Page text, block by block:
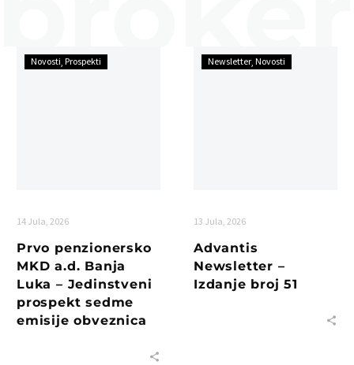
Novosti Prospekti
14 Jula, 2026
Prvo penzionersko
MKD a.d. Banja
Luka – Jedinstveni
prospekt sedme
emisije obveznica
Newsletter Novosti
13 Jula, 2026
Advantis
Newsletter –
Izdanje broj 51